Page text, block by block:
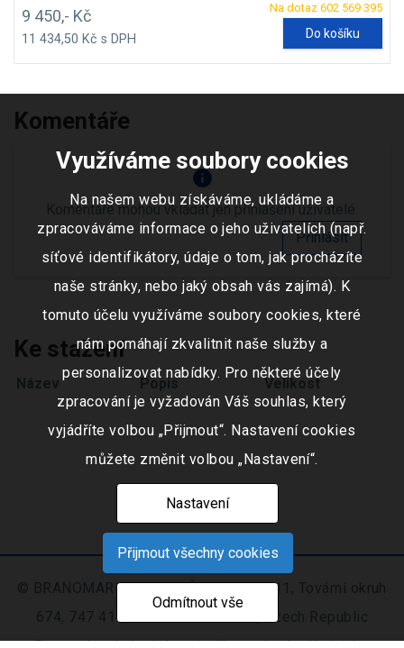
Na dotaz 602 569 395
9 450,- Kč
11 434,50 Kč s DPH Do košíku
Komentáře
info
Komentáře mohou vkládat jen přihlášení uživatelé.
Přihlásit
Ke stažení
Název Popis Velikost
© BRANOMARKET s.r.o., IČO: 253 51 311, Tovární okruh
674, 747 41 Hradec nad Moravicí, Czech Republic
Využíváme soubory cookies
Na našem webu získáváme, ukládáme a
zpracováváme informace o jeho uživatelích (např.
síťové identifikátory, údaje o tom, jak procházíte
naše stránky, nebo jaký obsah vás zajímá). K
tomuto účelu využíváme soubory cookies, které
nám pomáhají zkvalitnit naše služby a
personalizovat nabídky. Pro některé účely
zpracování je vyžadován Váš souhlas, který
vyjádříte volbou „Přijmout“. Nastavení cookies
můžete změnit volbou „Nastavení“.
Nastavení
Přijmout všechny cookies
Odmítnout vše